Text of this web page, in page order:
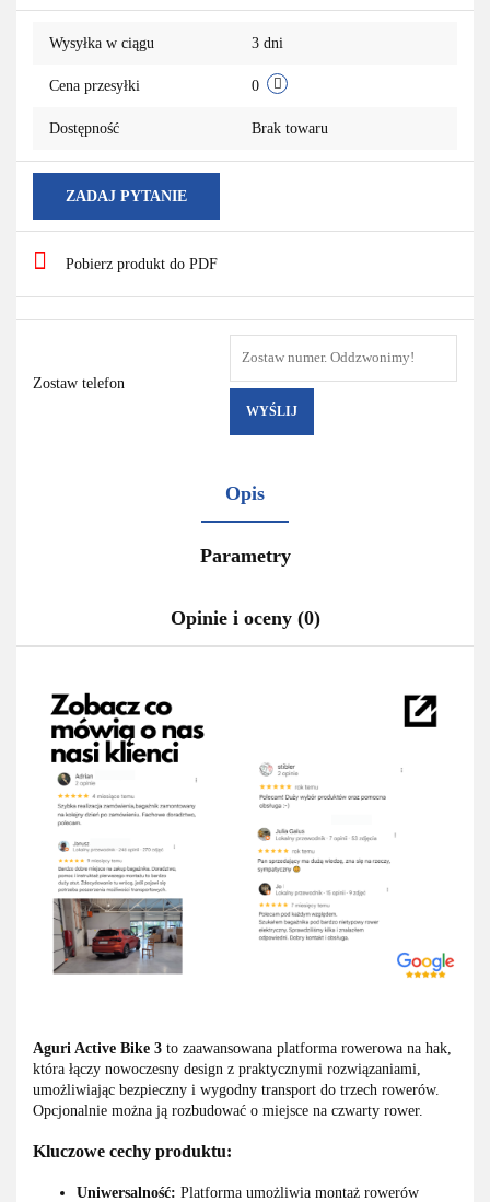
Wysyłka w ciągu 3 dni
Cena przesyłki 0
Dostępność Brak towaru
ZADAJ PYTANIE
Pobierz produkt do PDF
Zostaw telefon
WYŚLIJ
Opis
Parametry
Opinie i oceny (0)
Aguri Active Bike 3 to zaawansowana platforma rowerowa na hak,
która łączy nowoczesny design z praktycznymi rozwiązaniami,
umożliwiając bezpieczny i wygodny transport do trzech rowerów.
Opcjonalnie można ją rozbudować o miejsce na czwarty rower.
Kluczowe cechy produktu:
Uniwersalność: Platforma umożliwia montaż rowerów